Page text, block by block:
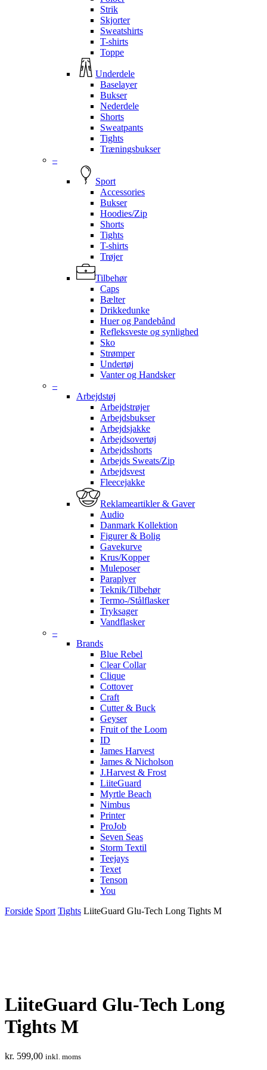
Strik
Skjorter
Sweatshirts
T-shirts
Toppe
Underdele
Baselayer
Bukser
Nederdele
Shorts
Sweatpants
Tights
Træningsbukser
–
Sport
Accessories
Bukser
Hoodies/Zip
Shorts
Tights
T-shirts
Trøjer
Tilbehør
Caps
Bælter
Drikkedunke
Huer og Pandebånd
Refleksveste og synlighed
Sko
Strømper
Undertøj
Vanter og Handsker
–
Arbejdstøj
Arbejdstrøjer
Arbejdsbukser
Arbejdsjakke
Arbejdsovertøj
Arbejdsshorts
Arbejds Sweats/Zip
Arbejdsvest
Fleecejakke
Reklameartikler & Gaver
Audio
Danmark Kollektion
Figurer & Bolig
Gavekurve
Krus/Kopper
Muleposer
Paraplyer
Teknik/Tilbehør
Termo-/Stålflasker
Tryksager
Vandflasker
–
Brands
Blue Rebel
Clear Collar
Clique
Cottover
Craft
Cutter & Buck
Geyser
Fruit of the Loom
ID
James Harvest
James & Nicholson
J.Harvest & Frost
LiiteGuard
Myrtle Beach
Nimbus
Printer
ProJob
Seven Seas
Storm Textil
Teejays
Texet
Tenson
You
Forside Sport Tights LiiteGuard Glu-Tech Long Tights M
LiiteGuard Glu-Tech Long
Tights M
kr. 599,00 inkl. moms